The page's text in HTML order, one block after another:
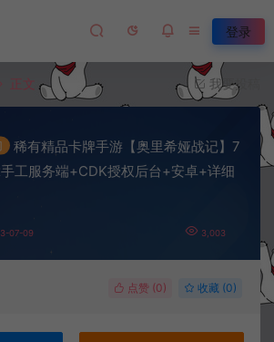
登录
正文 我要投稿
稀有精品卡牌手游【奥里希娅战记】7
工服务端+CDK授权后台+安卓+详细
07-09 3,003
点赞 (0) 收藏 (0)